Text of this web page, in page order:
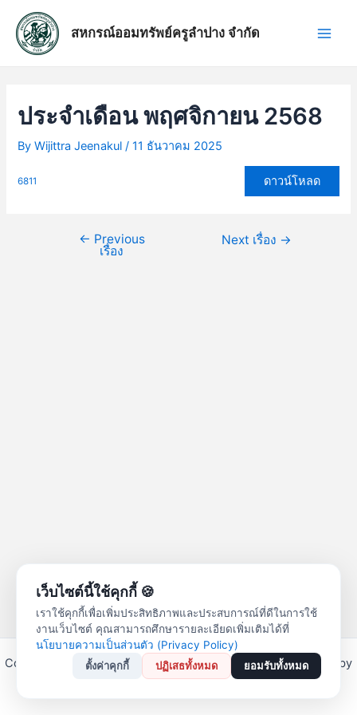
content
สหกรณ์ออมทรัพย์ครูลำปาง จำกัด
ประจำเดือน พฤศจิกายน 2568
ByWijittra Jeenakul/11 ธันวาคม 2025
6811 ดาวน์โหลด
เรื่อง
← Previous
เรื่อง
Next เรื่อง →
Copyright © 2026 สหกรณ์ออมทรัพย์ครูลำปาง จำกัด | Powered by
Astra WordPress Theme
เว็บไซต์นี้ใช้คุกกี้ 🍪
เราใช้คุกกี้เพื่อเพิ่มประสิทธิภาพและประสบการณ์ที่ดีในการใช้
งานเว็บไซต์ คุณสามารถศึกษารายละเอียดเพิ่มเติมได้ที่
นโยบายความเป็นส่วนตัว (Privacy Policy)
ตั้งค่าคุกกี้
ปฏิเสธทั้งหมด ยอมรับทั้งหมด